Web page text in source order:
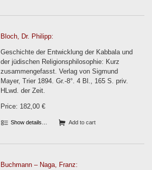
Bloch, Dr. Philipp:
Geschichte der Entwicklung der Kabbala und
der jüdischen Religionsphilosophie: Kurz
zusammengefasst. Verlag von Sigmund
Mayer, Trier 1894. Gr.-8°. 4 Bl., 165 S. priv.
HLwd. der Zeit.
Price: 182,00 €
Show details… Add to cart
Buchmann – Naga, Franz: